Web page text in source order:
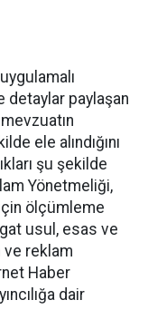
detaylar paylaşan
ele alındığını
şu şekilde
Yönetmeliği,
ölçümleme
usul, esas ve
ve reklam
Haber
dair